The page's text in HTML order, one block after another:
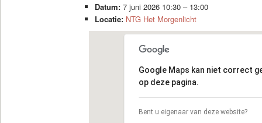
Datum: 7 juni 2026 10:30– 13:00
Locatie: NTG Het Morgenlicht
Google Maps kan niet correct
op deze pagina.
Bent u eigenaar van deze website?